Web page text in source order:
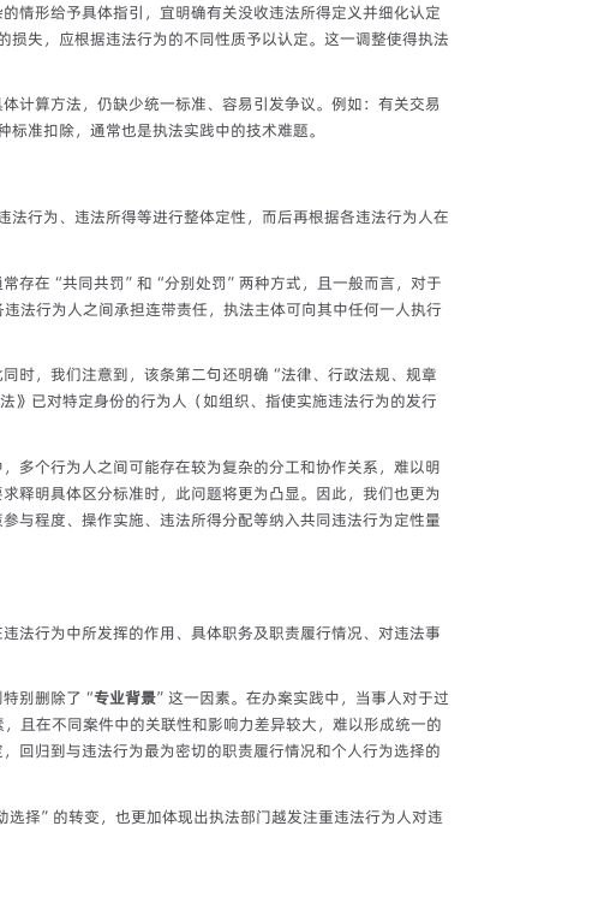
情形给予具体指引，宜明确有关没收违法所得定义并细化认定
失，应根据违法行为的不同性质予以认定。这一调整使得执法
计算方法，仍缺少统一标准、容易引发争议。例如：有关交易
准扣除，通常也是执法实践中的技术难题。
行为、违法所得等进行整体定性，而后再根据各违法行为人在
存在“共同共罚”和“分别处罚”两种方式，且一般而言，对于
法行为人之间承担连带责任，执法主体可向其中任何一人执行
时，我们注意到，该条第二句还明确“法律、行政法规、规章
》已对特定身份的行为人（如组织、指使实施违法行为的发行
多个行为人之间可能存在较为复杂的分工和协作关系，难以明
释明具体区分标准时，此问题将更为凸显。因此，我们也更为
与程度、操作实施、违法所得分配等纳入共同违法行为定性量
法行为中所发挥的作用、具体职务及职责履行情况、对违法事
特别删除了“专业背景”这一因素。在办案实践中，当事人对于过
且在不同案件中的关联性和影响力差异较大，难以形成统一的
回归到与违法行为最为密切的职责履行情况和个人行为选择的
择”的转变，也更加体现出执法部门越发注重违法行为人对违